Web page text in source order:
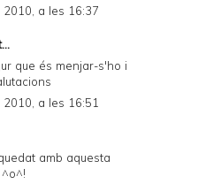
a les 16:37
que és menjar-s'ho i
a les 16:51
amb aquesta
^o^!